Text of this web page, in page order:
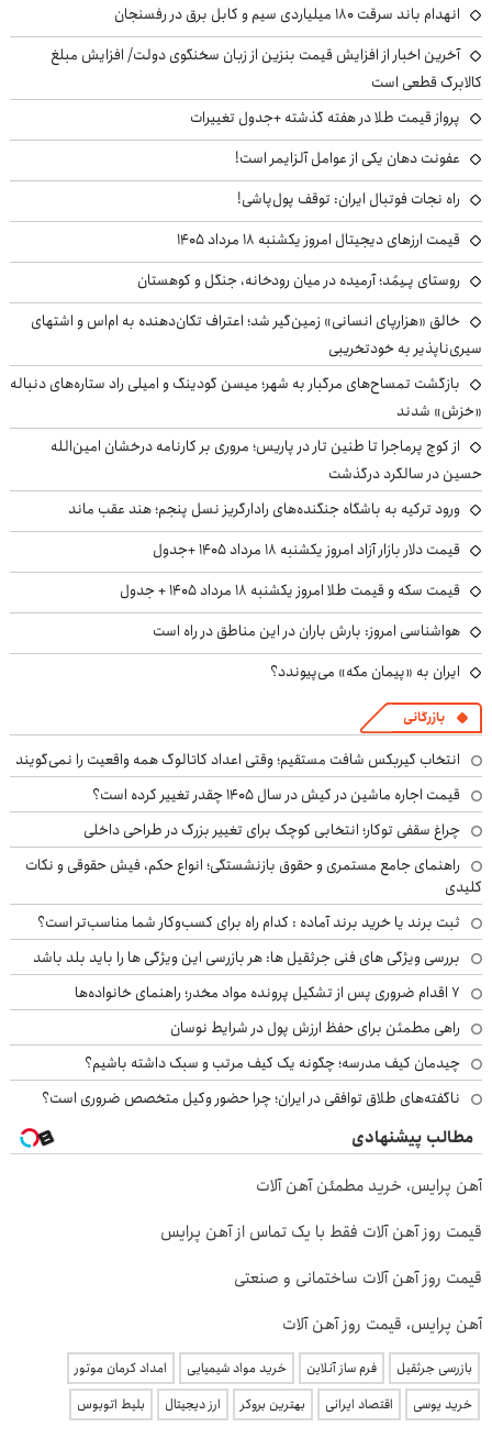
انهدام باند سرقت ۱۸۰ میلیاردی سیم و کابل برق در رفسنجان
آخرین اخبار از افزایش قیمت بنزین از زبان سخنگوی دولت/ افزایش مبلغ
کالابرگ قطعی است
پرواز قیمت طلا در هفته گذشته +جدول تغییرات
عفونت دهان یکی از عوامل آلزایمر است!
راه نجات فوتبال ایران: توقف پول‌پاشی!
قیمت ارزهای دیجیتال امروز یکشنبه ۱۸ مرداد ۱۴۰۵
روستای پـِیمُد؛ آرمیده در میان رودخانه، جنگل و کوهستان
خالق «هزارپای انسانی» زمین‌گیر شد؛ اعتراف تکان‌دهنده به ام‌اس و اشتهای
سیری‌ناپذیر به خودتخریبی
بازگشت تمساح‌های مرگبار به شهر؛ میسن گودینگ و امیلی راد ستاره‌های دنباله
«خزش» شدند
از کوچ‌ پرماجرا تا طنین تار در پاریس؛ مروری بر کارنامه درخشان امین‌الله
حسین در سالگرد درگذشت
ورود ترکیه به باشگاه جنگنده‌های رادارگریز نسل پنجم؛ هند عقب ماند
قیمت دلار بازار آزاد امروز یکشنبه ۱۸ مرداد ۱۴۰۵ +جدول
قیمت سکه و قیمت طلا امروز یکشنبه ۱۸ مرداد ۱۴۰۵ + جدول
هواشناسی امروز: بارش باران در این مناطق در راه است
ایران به «پیمان مکه» می‌پیوندد؟
بازرگانی
انتخاب گیربکس شافت مستقیم؛ وقتی اعداد کاتالوگ همه واقعیت را نمی‌گویند
قیمت اجاره ماشین در کیش در سال ۱۴۰۵ چقدر تغییر کرده است؟
چراغ سقفی توکار؛ انتخابی کوچک برای تغییر بزرگ در طراحی داخلی
راهنمای جامع مستمری و حقوق بازنشستگی؛ انواع حکم، فیش حقوقی و نکات
کلیدی
ثبت برند یا خرید برند آماده : کدام راه برای کسب‌وکار شما مناسب‌تر است؟
بررسی ویژگی های فنی جرثقیل ها: هر بازرسی این ویژگی ها را باید بلد باشد
۷ اقدام ضروری پس از تشکیل پرونده مواد مخدر؛ راهنمای خانواده‌ها
راهی مطمئن برای حفظ ارزش پول در شرایط نوسان
چیدمان کیف مدرسه؛ چگونه یک کیف مرتب و سبک داشته باشیم؟
ناگفته‌های طلاق توافقی در ایران؛ چرا حضور وکیل متخصص ضروری است؟
مطالب پیشنهادی
آهن پرایس، خرید مطمئن آهن آلات
قیمت روز آهن آلات فقط با یک تماس از آهن پرایس
قیمت روز آهن آلات ساختمانی و صنعتی
آهن پرایس، قیمت روز آهن آلات
بازرسی جرثقیل فرم ساز آنلاین خرید مواد شیمیایی
امداد کرمان موتور
خرید یوسی
اقتصاد ایرانی بهترین بروکر ارز دیجیتال بلیط اتوبوس